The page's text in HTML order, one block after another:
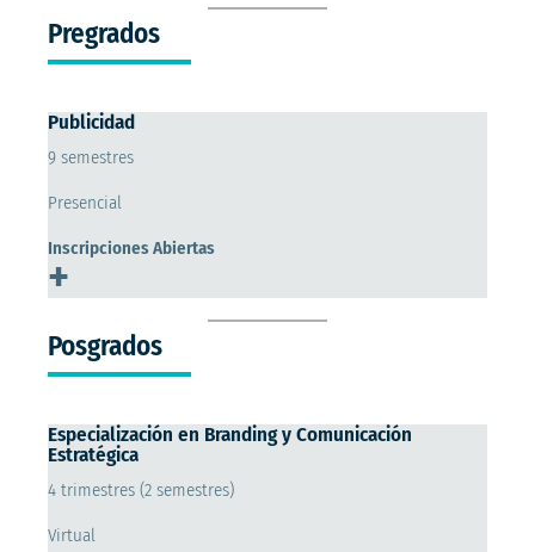
Pregrados
Publicidad
9 semestres
Presencial
Inscripciones Abiertas
+
Posgrados
Especialización en Branding y Comunicación
Estratégica
4 trimestres (2 semestres)
Virtual